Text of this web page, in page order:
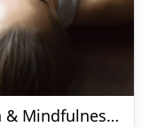
Yoga & Mindfulness i Aarhus